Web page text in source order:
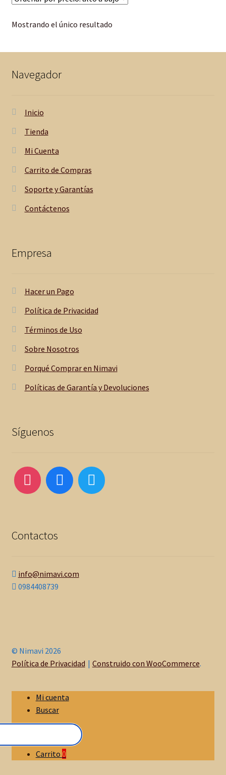
Mostrando el único resultado
Navegador
Inicio
Tienda
Mi Cuenta
Carrito de Compras
Soporte y Garantías
Contáctenos
Empresa
Hacer un Pago
Política de Privacidad
Términos de Uso
Sobre Nosotros
Porqué Comprar en Nimavi
Políticas de Garantía y Devoluciones
Síguenos
Contactos
info@nimavi.com
0984408739
© Nimavi 2026
Política de Privacidad
Construido con WooCommerce.
Mi cuenta
Buscar
Carrito 0